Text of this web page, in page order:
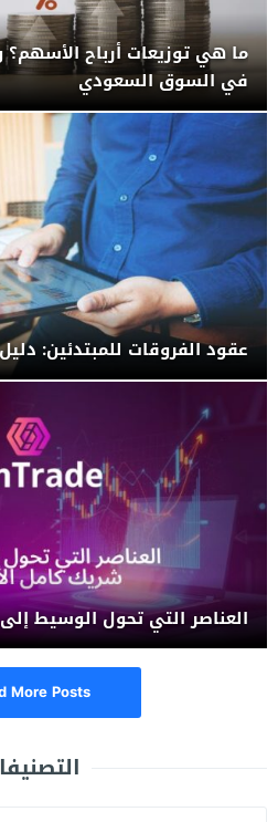
ما هي توزيعات أرباح الأسهم؟
في السوق السعودي
عقود الفروقات للمبتدئين: دليل
العناصر التي تحول الوسيط
More Posts